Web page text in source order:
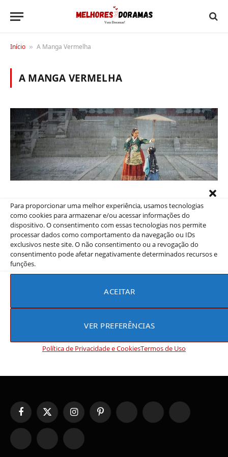
Para proporcionar uma melhor experiência, usamos tecnologias
como cookies para armazenar e/ou acessar informações do
dispositivo. O consentimento com essas tecnologias nos permite
processar dados como comportamento da navegação ou IDs
exclusivos neste site. O não consentimento ou a revogação do
consentimento pode afetar negativamente determinados recursos e
funções.
ACEITAR
VER PREFERÊNCIAS
Política de Privacidade e CookiesTermos de Uso
Início » A Manga Vermelha
A MANGA VERMELHA
DICAS
Os doramas de históricos coreanos que
estão bombando no streaming agora
Rebeca Rios
Os doramas históricos coreanos dominam o streaming
FacebookX
(Twitter)
InstagramPinterest YouTube Tumblr WhatsApp
TikTok Telegram Threads